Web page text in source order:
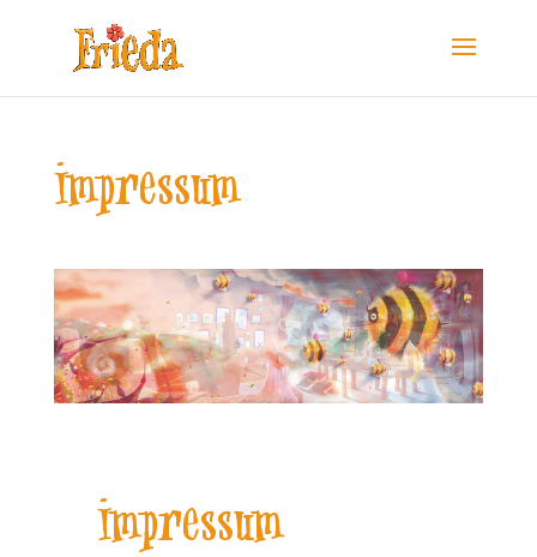
Impressum
Impressum